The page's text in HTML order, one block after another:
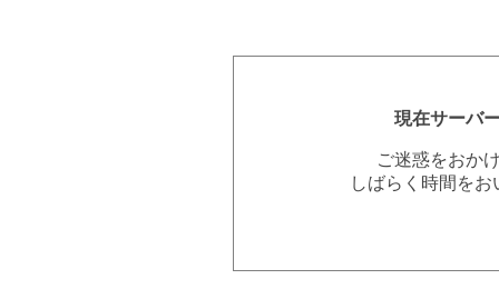
現在サーバ
ご迷惑をおか
しばらく時間を